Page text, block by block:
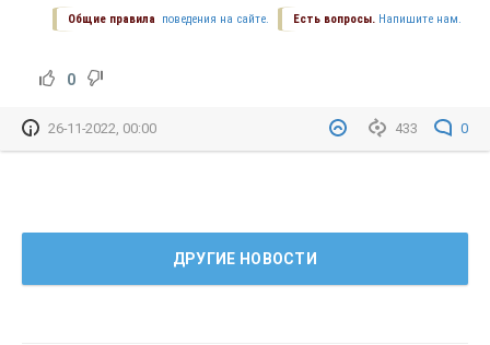
Есть вопросы. Напишите нам.
Общие правила поведения на сайте.
0
433 0
26-11-2022, 00:00
ДРУГИЕ НОВОСТИ